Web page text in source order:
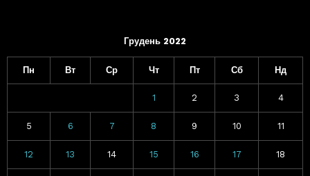
Грудень 2022
Пн Вт Ср Чт Пт Сб Нд
1 2 3 4
5 6 7 8 9 10 11
12 13 14 15 16 17 18